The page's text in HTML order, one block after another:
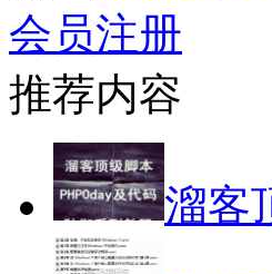
会员注册
推荐内容
溜客